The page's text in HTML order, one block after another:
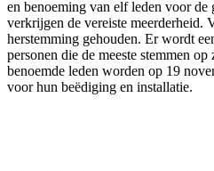
en benoeming van elf leden voor de
verkrijgen de vereiste meerderheid.
herstemming gehouden. Er wordt
personen die de meeste stemmen
benoemde leden worden op 19
voor hun beëdiging en installatie.